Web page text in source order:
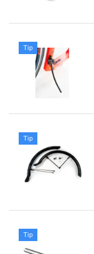
Tip
Tip
Tip